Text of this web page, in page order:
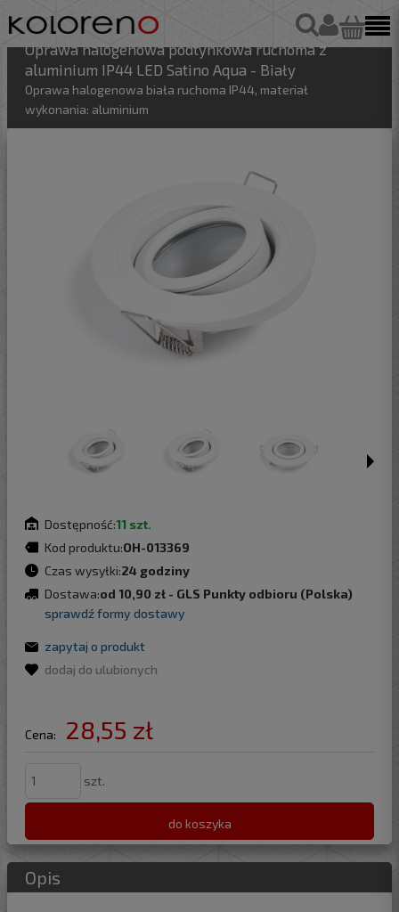
Oprawa halogenowa podtynkowa ruchoma z
aluminium IP44 LED Satino Aqua - Biały
Oprawa halogenowa biała ruchoma IP44, materiał
wykonania: aluminium
Dostępność:11 szt.
Kod produktu:OH-013369
Czas wysyłki:24 godziny
Dostawa:od 10,90 zł - GLS Punkty odbioru (Polska)
sprawdź formy dostawy
zapytaj o produkt
dodaj do ulubionych
Cena: 28,55 zł
szt.
do koszyka
Opis